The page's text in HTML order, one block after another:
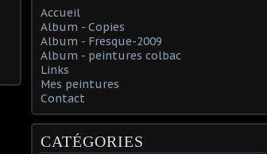
Accueil
Album - Copies
Album - Fresque-2009
Album - peintures colbac
Links
Mes peintures
Contact
CATÉGORIES